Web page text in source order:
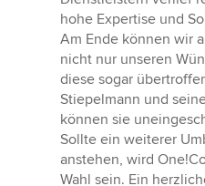
hohe Expertise und
Am Ende können wir
nicht nur unseren
diese sogar
Stiepelmann und
können sie
Sollte ein weiterer
anstehen, wird
Wahl sein. Ein